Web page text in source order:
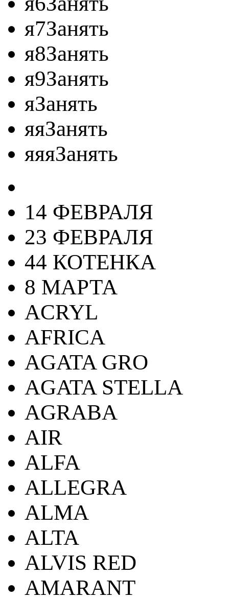
я7Занять
я8Занять
я9Занять
яЗанять
яяЗанять
яяяЗанять
14 ФЕВРАЛЯ
23 ФЕВРАЛЯ
44 КОТЕНКА
8 МАРТА
ACRYL
AFRICA
AGATA GRO
AGATA STELLA
AGRABA
AIR
ALFA
ALLEGRA
ALMA
ALTA
ALVIS RED
AMARANT